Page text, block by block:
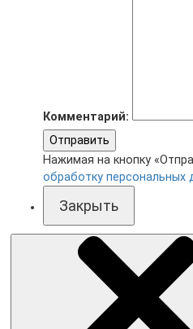
Комментарий:
Отправить
Нажимая на кнопку
обработку персональных
Закрыть